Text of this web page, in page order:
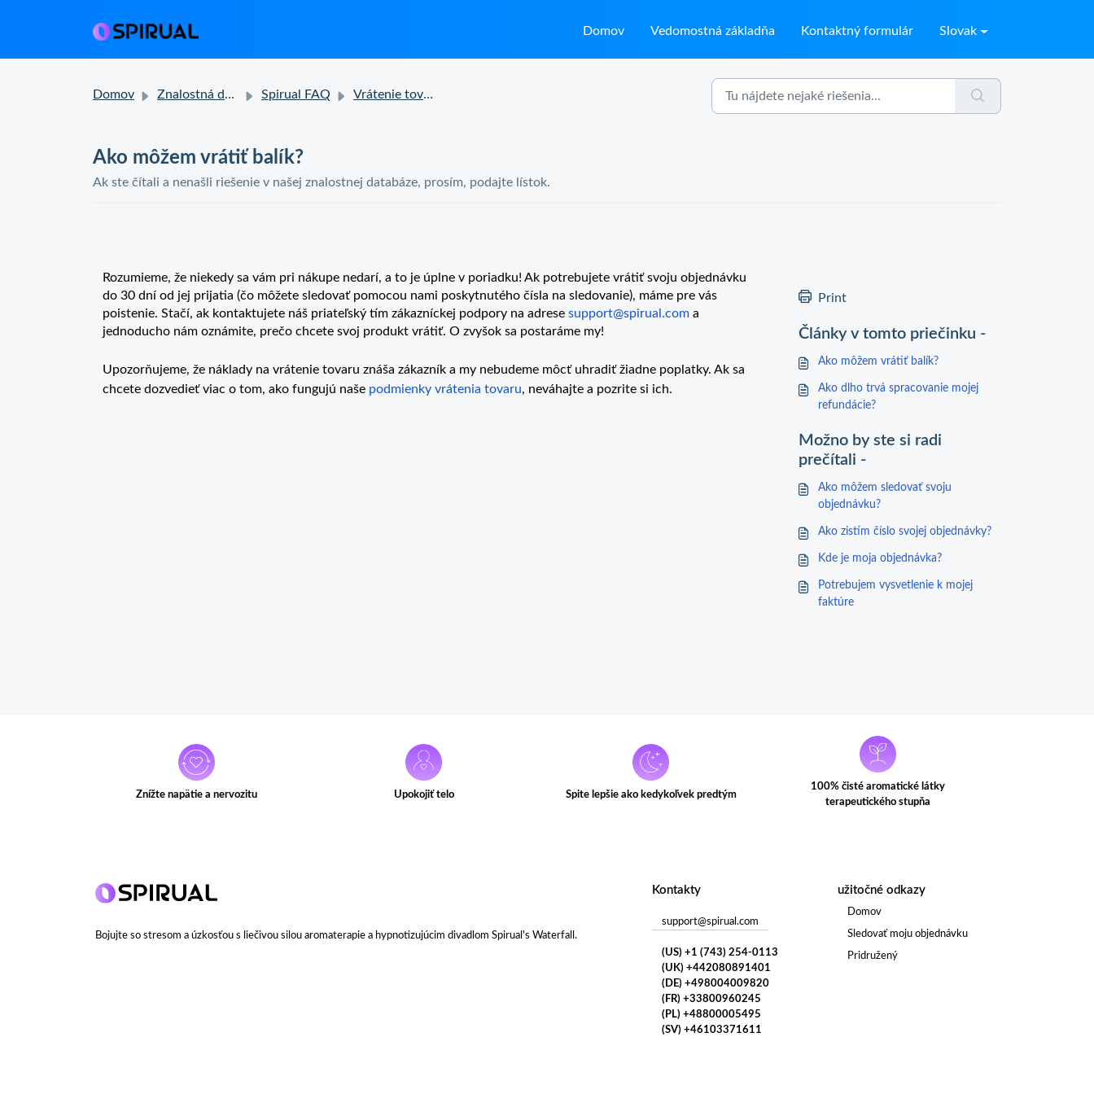
Domov Vedomostná základňa Kontaktný formulár Slovak
Domov Znalostná databáza Spirual FAQ Vrátenie tovaru a reklamácie
Ako môžem vrátiť balík?
Ak ste čítali a nenašli riešenie v našej znalostnej databáze, prosím, podajte lístok.
Rozumieme, že niekedy sa vám pri nákupe nedarí, a to je úplne v poriadku! Ak potrebujete vrátiť svoju objednávku
do 30 dní od jej prijatia (čo môžete sledovať pomocou nami poskytnutého čísla na sledovanie), máme pre vás
poistenie. Stačí, ak kontaktujete náš priateľský tím zákazníckej podpory na adrese support@spirual.com a
jednoducho nám oznámite, prečo chcete svoj produkt vrátiť. O zvyšok sa postaráme my!
Upozorňujeme, že náklady na vrátenie tovaru znáša zákazník a my nebudeme môcť uhradiť žiadne poplatky. Ak sa
chcete dozvedieť viac o tom, ako fungujú naše podmienky vrátenia tovaru, neváhajte a pozrite si ich.
Print
Články v tomto priečinku -
Ako môžem vrátiť balík?
Ako dlho trvá spracovanie mojej
refundácie?
Možno by ste si radi
prečítali -
Ako môžem sledovať svoju
objednávku?
Ako zistím číslo svojej objednávky?
Kde je moja objednávka?
Potrebujem vysvetlenie k mojej
faktúre
Znížte napätie a nervozitu Upokojiť telo Spite lepšie ako kedykoľvek predtým
100% čisté aromatické látky
terapeutického stupňa
Bojujte so stresom a úzkosťou s liečivou silou aromaterapie a hypnotizujúcim divadlom Spirual's Waterfall.
Kontakty
support@spirual.com
(US) +1 (743) 254-0113
(UK) +442080891401
(DE) +498004009820
(FR) +33800960245
(PL) +48800005495
(SV) +46103371611
užitočné odkazy
Domov
Sledovať moju objednávku
Pridružený